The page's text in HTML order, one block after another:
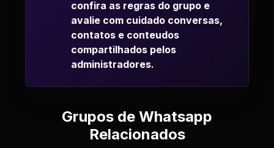
confira as regras do grupo e
avalie com cuidado conversas,
contatos e conteudos
compartilhados pelos
administradores.
Grupos de Whatsapp
Relacionados